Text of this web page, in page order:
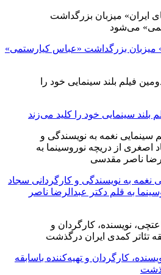
میزبان بزرگداشت «عباس کیارستمی»
بلند سینمایی خود را کلید می‌زند
نغمه به نویسندگی و کارگردانی سجاد
به قلم دکتر عبدالرضا ناصر
کارگردان و تهیه‌کننده باسابقه